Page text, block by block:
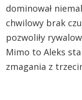
dominował
chwilowy brak
pozwoliły
Mimo to Aleks
zmagania z